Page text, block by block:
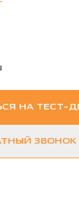
НА ТЕСТ-
ЗВОНОК